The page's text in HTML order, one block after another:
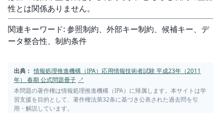
性とは関係ありません。
関連キーワード: 参照制約、外部キー制約、候補キー、デ
ータ整合性、制約条件
出典： 情報処理推進機構（IPA）応用情報技術者試験 平成23年（2011
年） 春期 公式問題冊子 ↗
本問題の著作権は情報処理推進機構（IPA）に帰属します。本サイトは学
習支援を目的として、著作権法第32条に基づき公表された過去問を引
用・解説しています。